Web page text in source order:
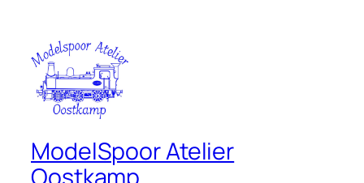
ModelSpoor Atelier